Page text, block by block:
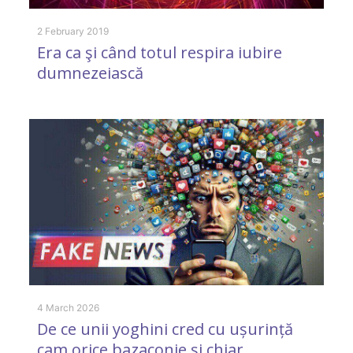
2 February 2019
Era ca şi când totul respira iubire
dumnezeiască
4 March 2026
De ce unii yoghini cred cu ușurință